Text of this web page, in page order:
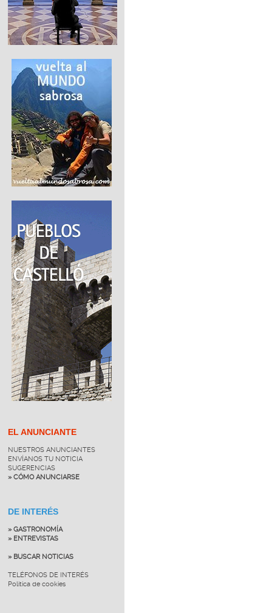
EL ANUNCIANTE
NUESTROS ANUNCIANTES
ENVÍANOS TU NOTICIA
SUGERENCIAS
» CÓMO ANUNCIARSE
DE INTERÉS
» GASTRONOMÍA
» ENTREVISTAS
» BUSCAR NOTICIAS
TELÉFONOS DE INTERÉS
Política de cookies